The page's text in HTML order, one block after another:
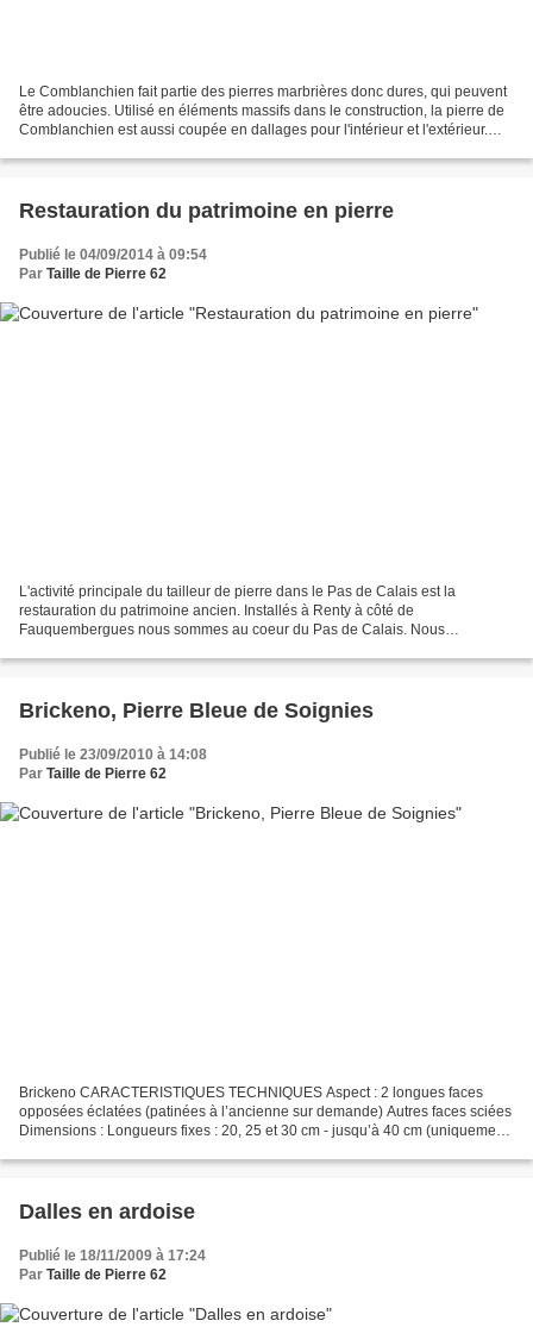
Le Comblanchien fait partie des pierres marbrières donc dures, qui peuvent
être adoucies. Utilisé en éléments massifs dans le construction, la pierre de
Comblanchien est aussi coupée en dallages pour l'intérieur et l'extérieur.
Restauration du patrimoine en pierre
Publié le 04/09/2014 à 09:54
Par Taille de Pierre 62
L'activité principale du tailleur de pierre dans le Pas de Calais est la
restauration du patrimoine ancien. Installés à Renty à côté de
Fauquembergues nous sommes au coeur du Pas de Calais. Nous
Brickeno, Pierre Bleue de Soignies
Publié le 23/09/2010 à 14:08
Par Taille de Pierre 62
Brickeno CARACTERISTIQUES TECHNIQUES Aspect : 2 longues faces
opposées éclatées (patinées à l’ancienne sur demande) Autres faces sciées
Dimensions : Longueurs fixes : 20, 25 et 30 cm - jusqu’à 40 cm (uniquement
Dalles en ardoise
Publié le 18/11/2009 à 17:24
Par Taille de Pierre 62